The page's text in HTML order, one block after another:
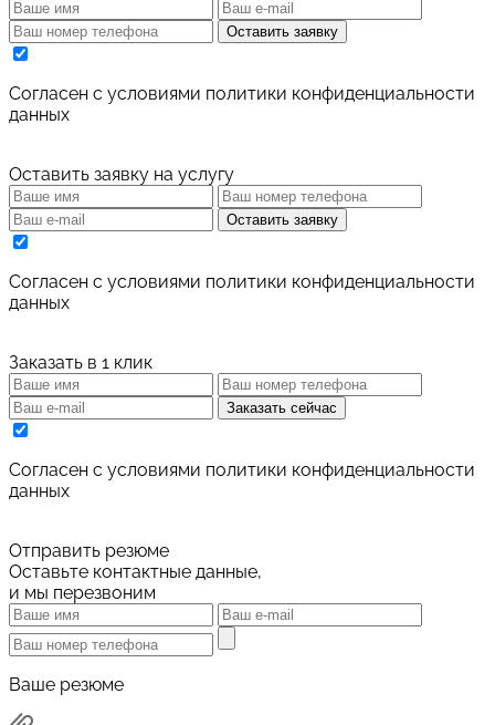
Оставить заявку
Cогласен с условиями политики конфиденциальности
данных
Оставить заявку на услугу
Оставить заявку
Cогласен с условиями политики конфиденциальности
данных
Заказать в 1 клик
Заказать сейчас
Cогласен с условиями политики конфиденциальности
данных
Отправить резюме
Оставьте контактные данные,
и мы перезвоним
Ваше резюме